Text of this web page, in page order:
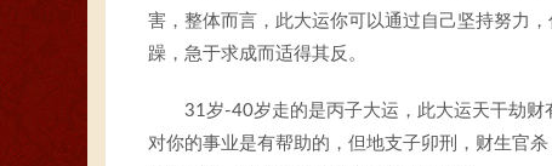
害，整体而言，此大运你可以通过自己坚持努力
躁，急于求成而适得其反。
31岁-40岁走的是丙子大运，此大运天干劫财
对你的事业是有帮助的，但地支子卯刑，财生官